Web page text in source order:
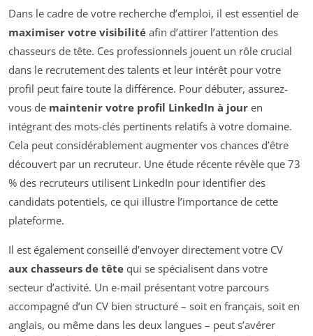
Dans le cadre de votre recherche d’emploi, il est essentiel de
maximiser votre visibilité afin d’attirer l’attention des
chasseurs de tête. Ces professionnels jouent un rôle crucial
dans le recrutement des talents et leur intérêt pour votre
profil peut faire toute la différence. Pour débuter, assurez-
vous de maintenir votre profil LinkedIn à jour en
intégrant des mots-clés pertinents relatifs à votre domaine.
Cela peut considérablement augmenter vos chances d’être
découvert par un recruteur. Une étude récente révèle que 73
% des recruteurs utilisent LinkedIn pour identifier des
candidats potentiels, ce qui illustre l’importance de cette
plateforme.
Il est également conseillé d’envoyer directement votre CV
aux chasseurs de tête qui se spécialisent dans votre
secteur d’activité. Un e-mail présentant votre parcours
accompagné d’un CV bien structuré – soit en français, soit en
anglais, ou même dans les deux langues – peut s’avérer